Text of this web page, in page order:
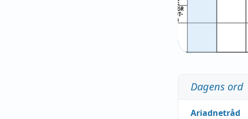
Dagens ord
Ariadnetråd